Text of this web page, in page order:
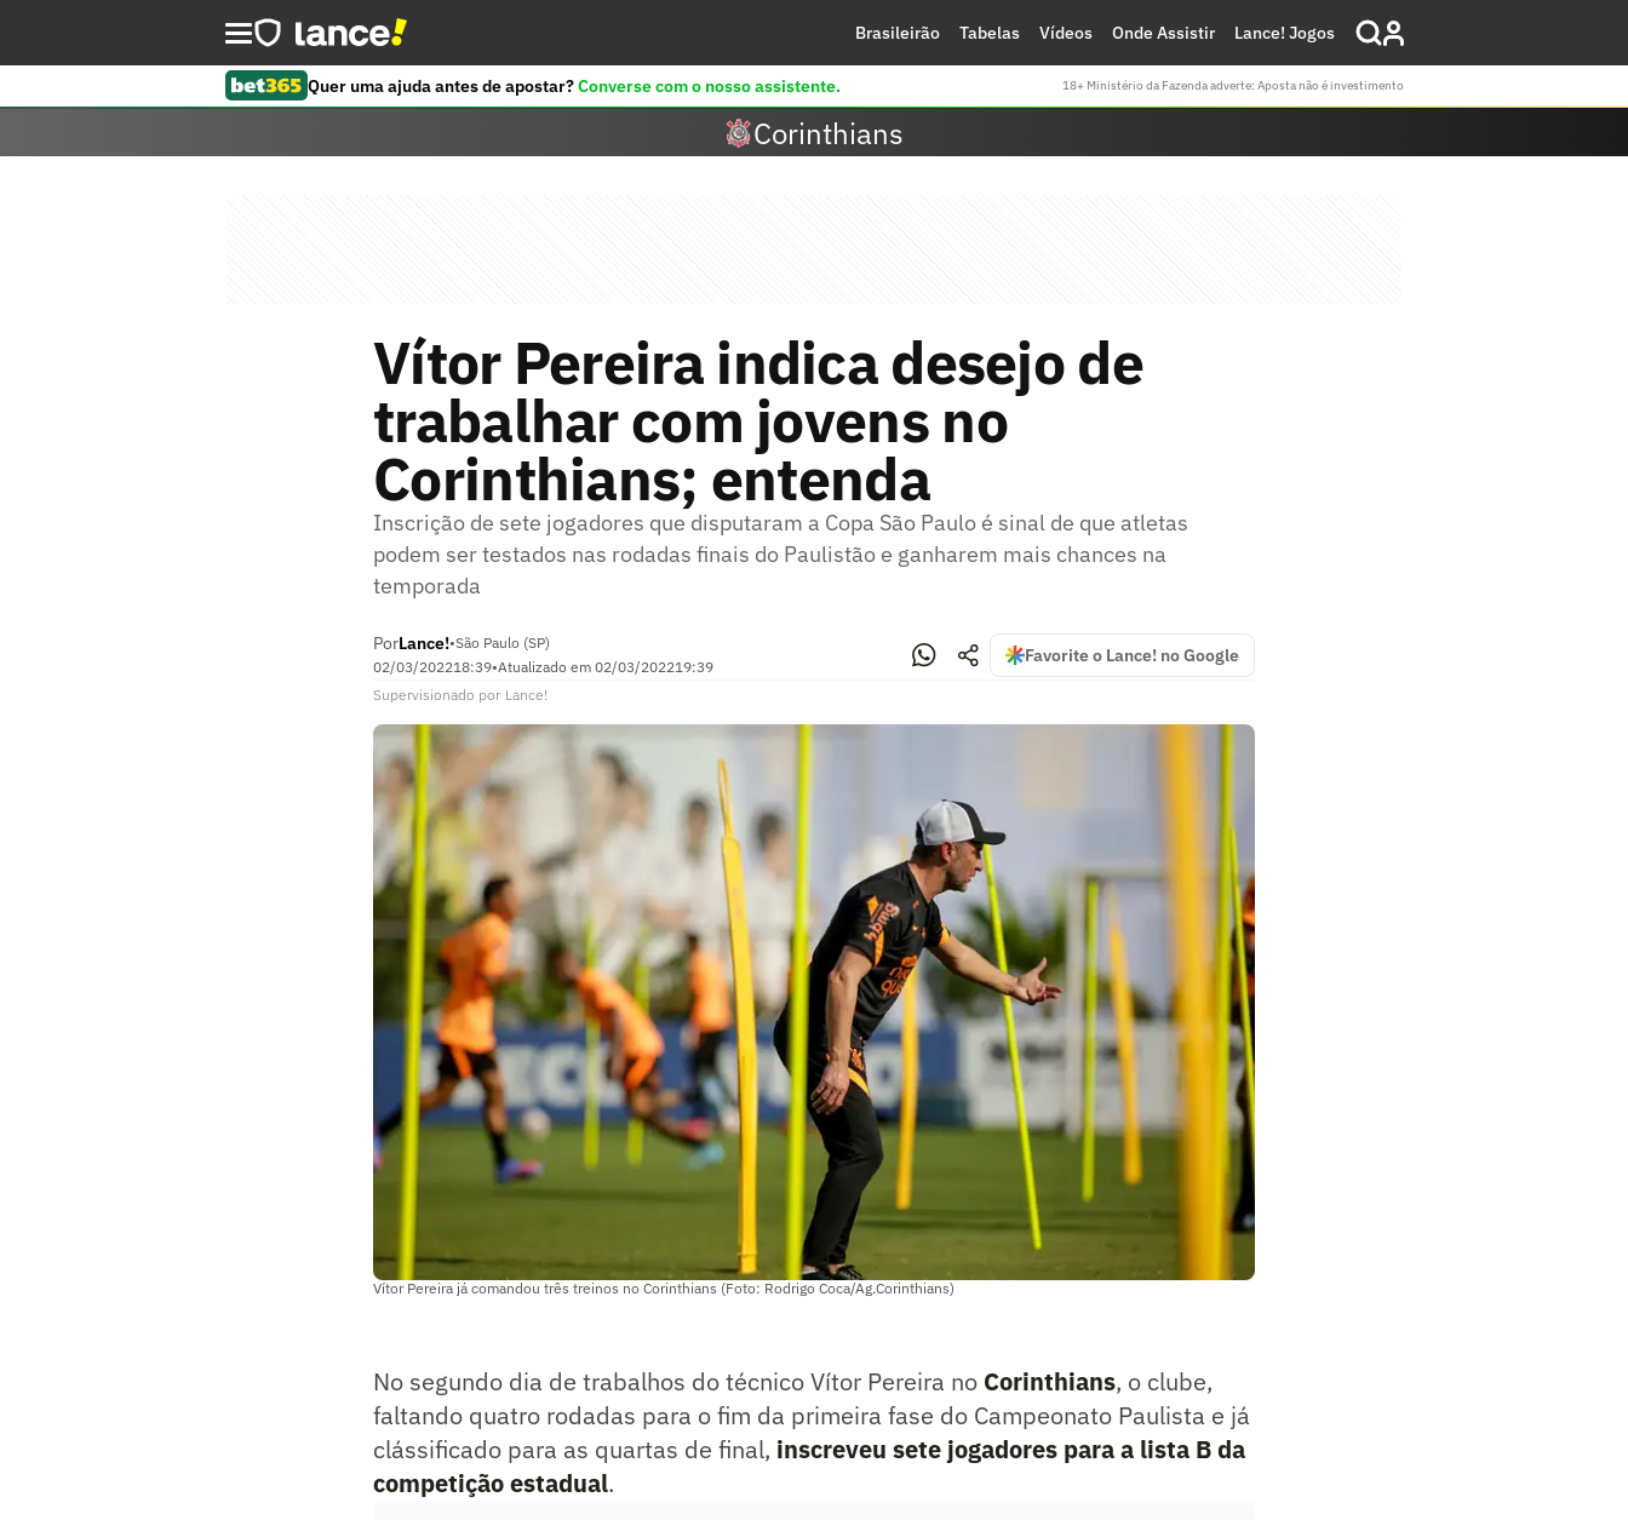
Brasileirão Tabelas Vídeos Onde Assistir Lance! Jogos
Quer uma ajuda antes de apostar?Converse com o nosso assistente. 18+ Ministério da Fazenda adverte: Aposta não é investimento
Corinthians
Vítor Pereira indica desejo de
trabalhar com jovens no
Corinthians; entenda
Inscrição de sete jogadores que disputaram a Copa São Paulo é sinal de que atletas
podem ser testados nas rodadas finais do Paulistão e ganharem mais chances na
temporada
PorLance!•São Paulo (SP)
02/03/202218:39•Atualizado em 02/03/202219:39
Favorite o Lance! no Google
Supervisionado por Lance!
Vítor Pereira já comandou três treinos no Corinthians (Foto: Rodrigo Coca/Ag.Corinthians)
No segundo dia de trabalhos do técnico Vítor Pereira no Corinthians, o clube,
faltando quatro rodadas para o fim da primeira fase do Campeonato Paulista e já
clássificado para as quartas de final, inscreveu sete jogadores para a lista B da
competição estadual.